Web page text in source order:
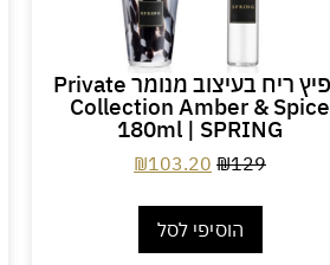
מפיץ ריח בעיצוב מנומר Private
Collection Amber & Spice
180ml | SPRING
₪129
₪103.20
הוסיפי לסל